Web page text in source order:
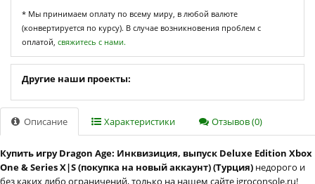
* Мы принимаем оплату по всему миру, в любой валюте
(конвертируется по курсу). В случае возникновения проблем с
оплатой, свяжитесь с нами.
Другие наши проекты:
Описание Характеристики Отзывов (0)
Купить игру Dragon Age: Инквизиция, выпуск Deluxe Edition Xbox
One & Series X|S (покупка на новый аккаунт) (Турция) недорого и
без каких либо ограничений, только на нашем сайте igroconsole.ru!